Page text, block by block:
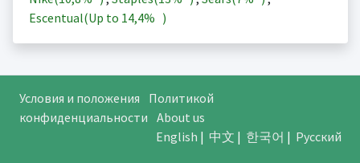
Escentual(Up to 14,4% )
Условия и положения
Политикой
конфиденциальности About us
English | 中文 | 한국어 | Русский